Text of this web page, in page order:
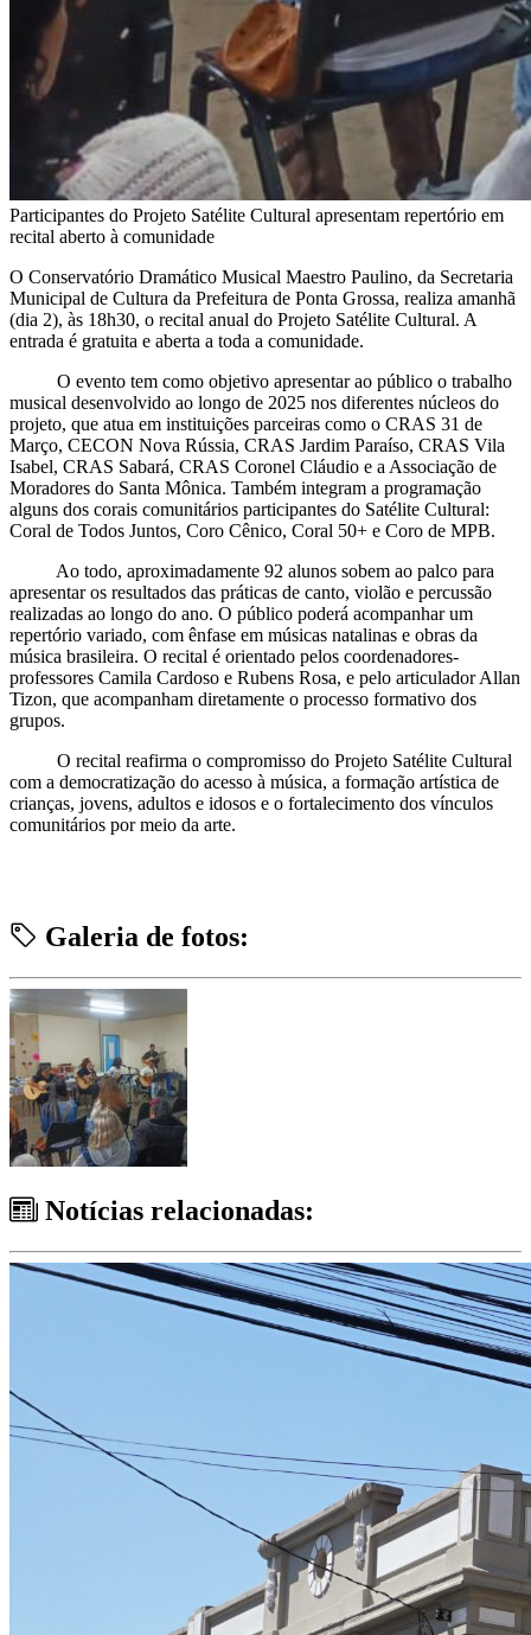
Participantes do Projeto Satélite Cultural apresentam repertório em
recital aberto à comunidade
O Conservatório Dramático Musical Maestro Paulino, da Secretaria
Municipal de Cultura da Prefeitura de Ponta Grossa, realiza amanhã
(dia 2), às 18h30, o recital anual do Projeto Satélite Cultural. A
entrada é gratuita e aberta a toda a comunidade.
O evento tem como objetivo apresentar ao público o trabalho
musical desenvolvido ao longo de 2025 nos diferentes núcleos do
projeto, que atua em instituições parceiras como o CRAS 31 de
Março, CECON Nova Rússia, CRAS Jardim Paraíso, CRAS Vila
Isabel, CRAS Sabará, CRAS Coronel Cláudio e a Associação de
Moradores do Santa Mônica. Também integram a programação
alguns dos corais comunitários participantes do Satélite Cultural:
Coral de Todos Juntos, Coro Cênico, Coral 50+ e Coro de MPB.
Ao todo, aproximadamente 92 alunos sobem ao palco para
apresentar os resultados das práticas de canto, violão e percussão
realizadas ao longo do ano. O público poderá acompanhar um
repertório variado, com ênfase em músicas natalinas e obras da
música brasileira. O recital é orientado pelos coordenadores-
professores Camila Cardoso e Rubens Rosa, e pelo articulador Allan
Tizon, que acompanham diretamente o processo formativo dos
grupos.
O recital reafirma o compromisso do Projeto Satélite Cultural
com a democratização do acesso à música, a formação artística de
crianças, jovens, adultos e idosos e o fortalecimento dos vínculos
comunitários por meio da arte.
Galeria de fotos:
Notícias relacionadas: